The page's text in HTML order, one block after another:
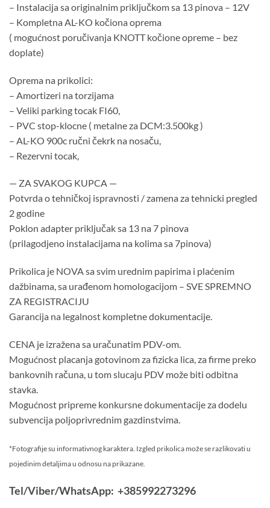
– Instalacija sa originalnim priključkom sa 13 pinova – 12V
– Kompletna AL-KO kočiona oprema
( mogućnost poručivanja KNOTT kočione opreme – bez
doplate)
Oprema na prikolici:
– Amortizeri na torzijama
– Veliki parking tocak FI60,
– PVC stop-klocne ( metalne za DCM:3.500kg )
– AL-KO 900c ručni čekrk na nosaču,
– Rezervni tocak,
— ZA SVAKOG KUPCA —
Potvrda o tehničkoj ispravnosti / zamena za tehnicki pregled
2 godine
Poklon adapter priključak sa 13 na 7 pinova
(prilagodjeno instalacijama na kolima sa 7pinova)
Prikolica je NOVA sa svim urednim papirima i plaćenim
dažbinama, sa urađenom homologacijom – SVE SPREMNO
ZA REGISTRACIJU
Garancija na legalnost kompletne dokumentacije.
CENA je izražena sa uračunatim PDV-om.
Mogućnost placanja gotovinom za fizicka lica, za firme preko
bankovnih računa, u tom slucaju PDV može biti odbitna
stavka.
Mogućnost pripreme konkursne dokumentacije za dodelu
subvencija poljoprivrednim gazdinstvima.
*Fotografije su informativnog karaktera. Izgled prikolica može se razlikovati u
pojedinim detaljima u odnosu na prikazane.
Tel/Viber/WhatsApp: +385992273296